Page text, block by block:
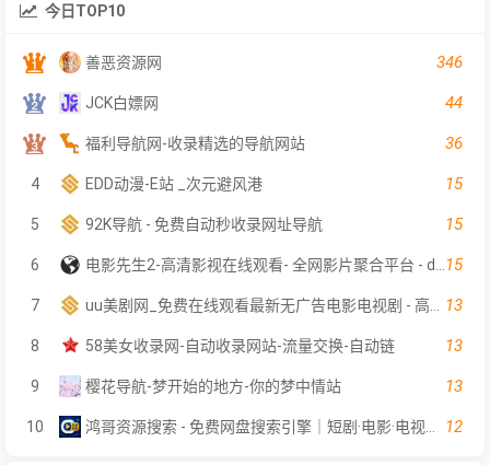
今日TOP10
善恶资源网 346
JCK白嫖网 44
福利导航网-收录精选的导航网站 36
4 EDD动漫-E站 _次元避风港 15
5 92K导航 - 免费自动秒收录网址导航 15
6 15
7 13
8 58美女收录网-自动收录网站-流量交换-自动链 13
9 樱花导航-梦开始的地方-你的梦中情站 13
10 12